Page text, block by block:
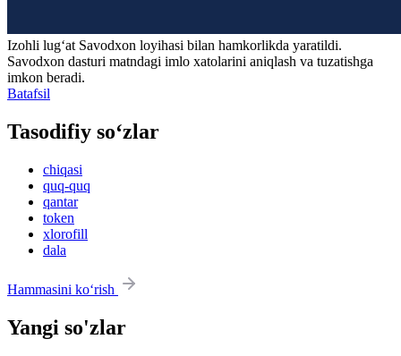
Izohli lugʻat Savodxon loyihasi bilan hamkorlikda yaratildi.
Savodxon dasturi matndagi imlo xatolarini aniqlash va tuzatishga
imkon beradi.
Batafsil
Tasodifiy so‘zlar
chiqasi
quq-quq
qantar
token
xlorofill
dala
Hammasini ko‘rish
Yangi so'zlar